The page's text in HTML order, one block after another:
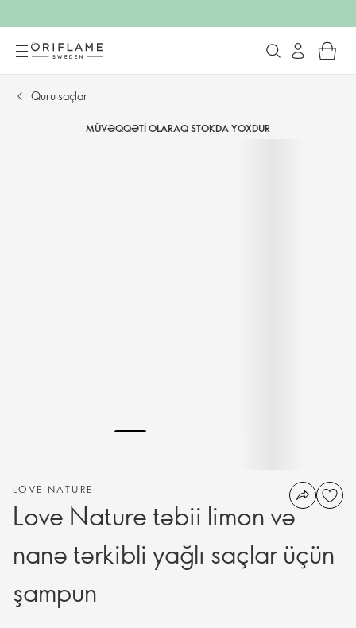
Quru saçlar
MÜVƏQQƏTI OLARAQ STOKDA YOXDUR
LOVE NATURE
Love Nature təbii limon və
nanə tərkibli yağlı saçlar üçün
şampun